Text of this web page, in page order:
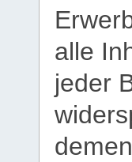
alle
jeder